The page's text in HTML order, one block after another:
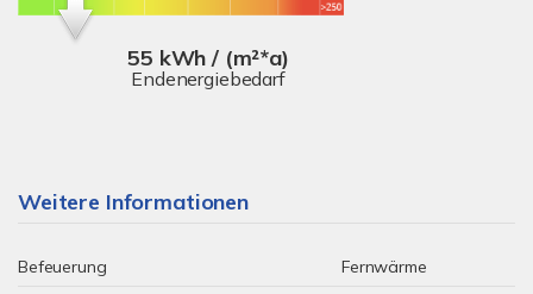
55 kWh / (m²*a)
Endenergiebedarf
Weitere Informationen
Befeuerung
Fernwärme